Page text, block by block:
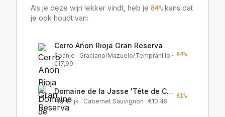
Als je deze wijn lekker vindt, heb je 84%kans dat
je ook houdt van:
Cerro Añon Rioja Gran Reserva
Spanje · Graciano/Mazuelo/Tempranillo ·
€17,99
84%
Domaine de la Jasse 'Tête de Cuvée'
Frankrijk · Cabernet Sauvignon · €10,49
81%